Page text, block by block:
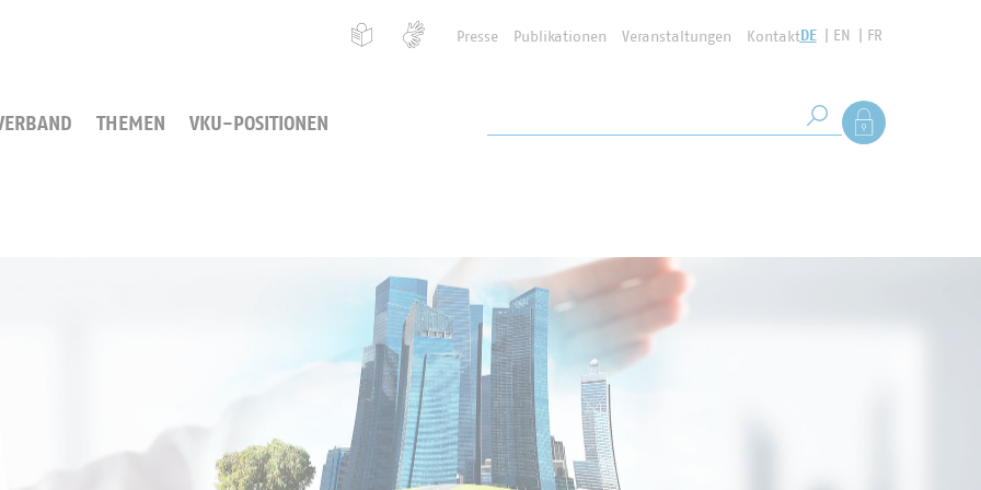
Presse Publikationen Veranstaltungen KontaktDE EN FR
THEMEN VKU-POSITIONEN Suche starten
Als Mitglied